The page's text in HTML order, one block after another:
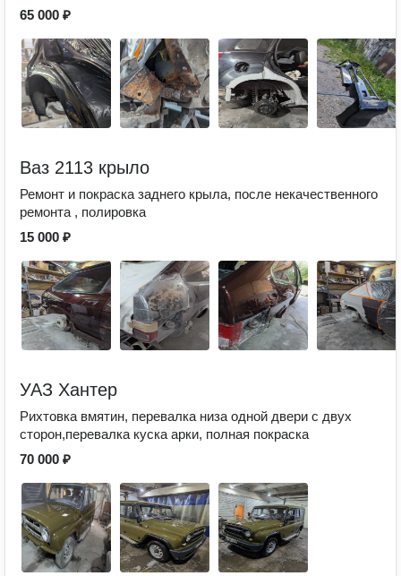
65 000 ₽
Ваз 2113 крыло
Ремонт и покраска заднего крыла, после некачественного
ремонта , полировка
15 000 ₽
УАЗ Хантер
Рихтовка вмятин, перевалка низа одной двери с двух
сторон,перевалка куска арки, полная покраска
70 000 ₽